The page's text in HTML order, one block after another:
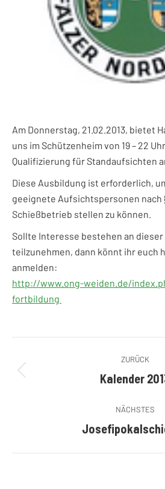
Am Donnerstag, 21.02.2013, bietet
uns im Schützenheim von 19 – 22
Qualifizierung für Standaufsichten
Diese Ausbildung ist erforderlich,
geeignete Aufsichtspersonen nach
Schießbetrieb stellen zu können.
Sollte Interesse bestehen an
teilzunehmen, dann könnt ihr euch
anmelden:
http://www.ong-weiden.de/
fortbildung
ZURÜCK
Kalender
NÄCHSTES